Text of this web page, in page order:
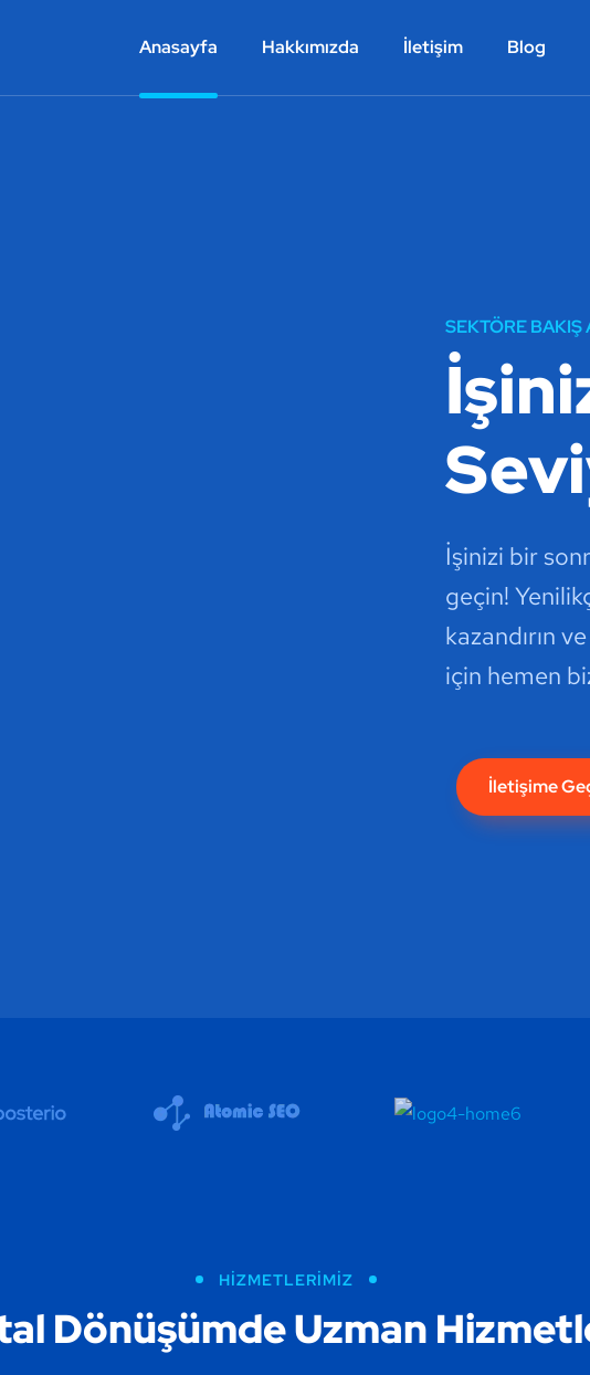
Anasayfa Hakkımızda İletişim Blog
SEKTÖRE BAKIŞ
İşinizi bir
geçin!
kazandırın
için hemen
İletişime
HIZMETLERIMIZ
Dönüşümde Uzman